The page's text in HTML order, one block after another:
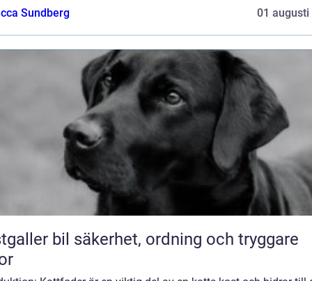
Sundberg
01 augusti
ordning och tryggare